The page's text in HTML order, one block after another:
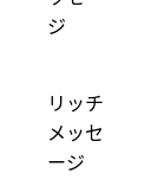
ジ
リッチ
メッセ
ージ